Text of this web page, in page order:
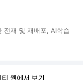
재 및 재배포, AI학습